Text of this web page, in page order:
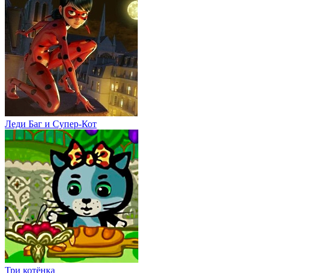
Леди Баг и Супер-Кот
Три котёнка